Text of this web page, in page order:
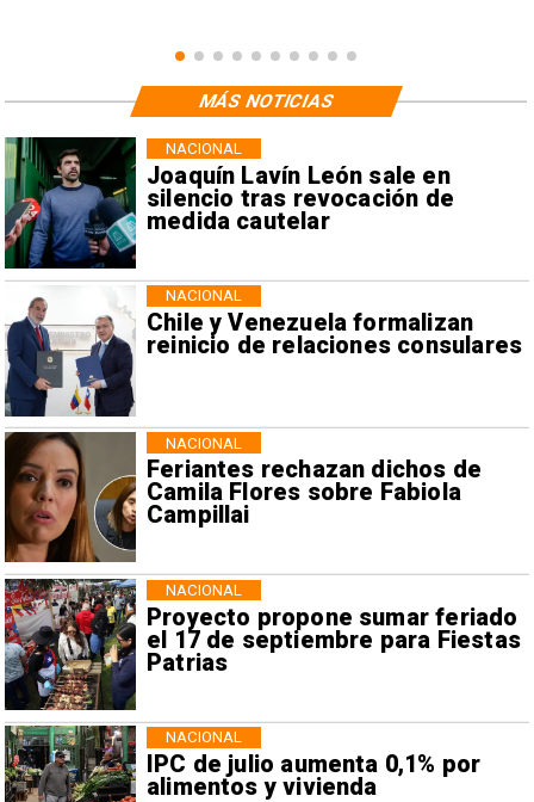
Joaquín Lavín León sale en
silencio tras revocación de
medida cautelar
NACIONAL
Chile y Venezuela formalizan
reinicio de relaciones consulares
NACIONAL
Feriantes rechazan dichos de
Camila Flores sobre Fabiola
Campillai
NACIONAL
Proyecto propone sumar feriado
el 17 de septiembre para Fiestas
Patrias
NACIONAL
IPC de julio aumenta 0,1% por
alimentos y vivienda
NACIONAL
MÁS NOTICIAS